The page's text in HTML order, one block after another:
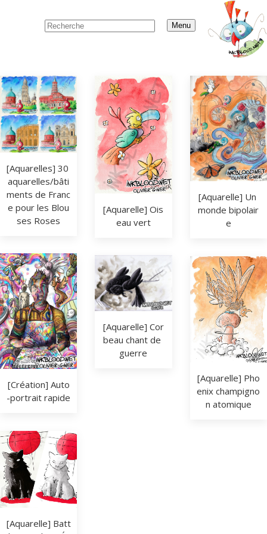
Menu
[Aquarelles] 30
aquarelles/bâti
ments de Franc
e pour les Blou
ses Roses
[Aquarelle] Ois
eau vert
[Aquarelle] Un
monde bipolair
e
[Création] Auto
-portrait rapide
[Aquarelle] Cor
beau chant de
guerre
[Aquarelle] Pho
enix champigno
n atomique
[Aquarelle] Batt